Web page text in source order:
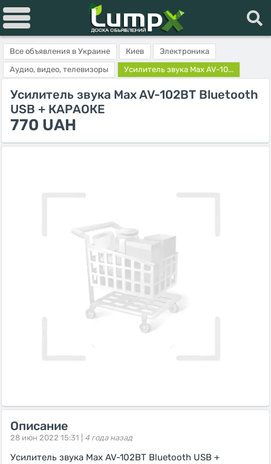
Все объявления в Украине Киев
Электроника
Аудио, видео, телевизоры
Усилитель звука Max AV-10...
Усилитель звука Max AV-102BT Bluetooth
USB + КАРАОКЕ
770 UAH
Описание
28 июн 2022 15:31 | 4 года назад
Усилитель звука Max AV-102BT Bluetooth USB +